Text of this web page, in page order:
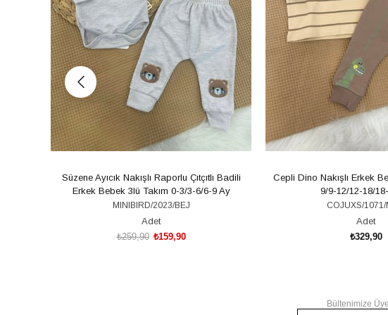
Süzene Ayıcık Nakışlı Raporlu Çıtçıtlı Badili
Erkek Bebek 3lü Takım 0-3/3-6/6-9 Ay
MINIBIRD/2023/BEJ
Adet
₺159,90
₺259,90
Cepli Dino Nakışlı Erkek
9/9-12/12-18/
COJUXS/1071/
Adet
₺329,90
Bültenimize